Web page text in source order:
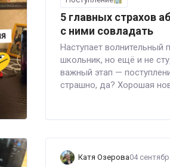
5 главных страхов
с ними совладать
Наступает волнительный
школьник, но ещё и не
важный этап —
страшно, да? Хорошая
Катя Озерова04